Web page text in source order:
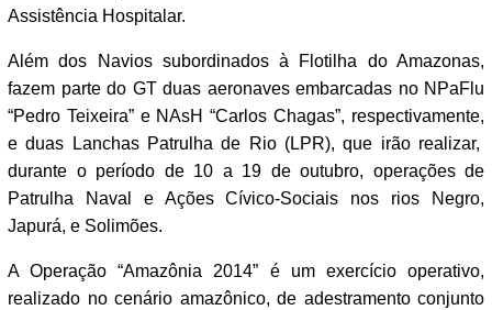
Assistência Hospitalar.
Além dos Navios subordinados à Flotilha do Amazonas,
fazem parte do GT duas aeronaves embarcadas no NPaFlu
“Pedro Teixeira” e NAsH “Carlos Chagas”, respectivamente,
e duas Lanchas Patrulha de Rio (LPR), que irão realizar,
durante o período de 10 a 19 de outubro, operações de
Patrulha Naval e Ações Cívico-Sociais nos rios Negro,
Japurá, e Solimões.
A Operação “Amazônia 2014” é um exercício operativo,
realizado no cenário amazônico, de adestramento conjunto